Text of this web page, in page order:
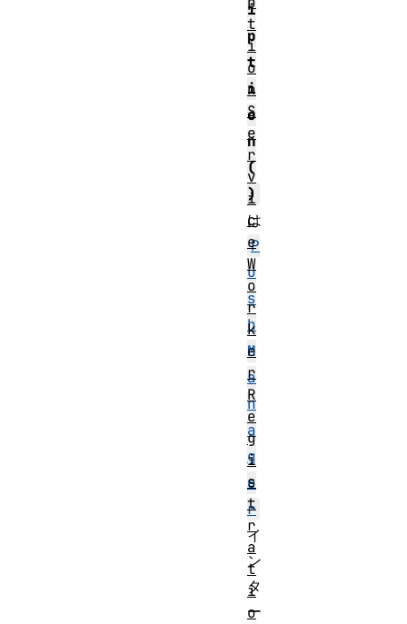
i
p
t
i
o
n
(
)
は
P
u
s
h
M
a
n
a
g
e
r
イ
ン
タ
ー
t
i
o
n
S
e
r
v
i
c
e
W
o
r
k
e
r
R
e
g
i
s
t
r
a
t
i
o